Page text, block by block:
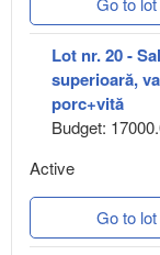
Lot nr. 20 -
superioară,
porc+vită
Budget:
Active
Go to lot